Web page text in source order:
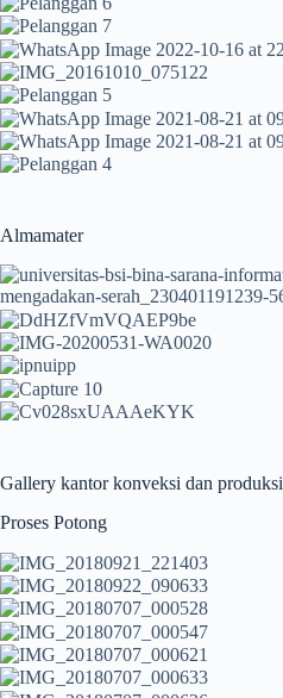
Almamater
Gallery kantor konveksi dan produksi
Proses Potong